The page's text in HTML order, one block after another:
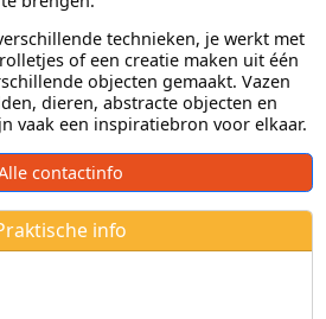
technieken, je werkt met
of een creatie maken uit één
objecten gemaakt. Vazen
dieren, abstracte objecten en
vaak een inspiratiebron voor elkaar.
contactinfo
info